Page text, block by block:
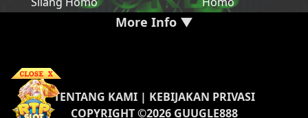
More Info ▼
TENTANG KAMI| KEBIJAKAN PRIVASI
COPYRIGHT ©2026 GUUGLE888